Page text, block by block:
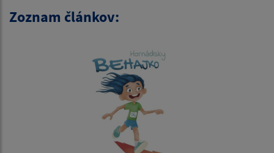
Zoznam článkov: